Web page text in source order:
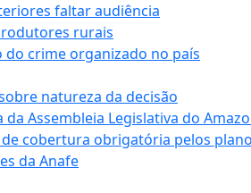
faltar audiência
rurais
do crime organizado no país
natureza da decisão
Assembleia Legislativa do
cobertura obrigatória pelos
da Anafe